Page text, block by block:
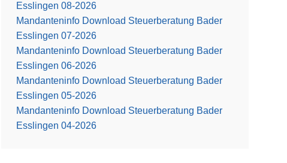
Esslingen 08-2026
Mandanteninfo Download Steuerberatung Bader
Esslingen 07-2026
Mandanteninfo Download Steuerberatung Bader
Esslingen 06-2026
Mandanteninfo Download Steuerberatung Bader
Esslingen 05-2026
Mandanteninfo Download Steuerberatung Bader
Esslingen 04-2026